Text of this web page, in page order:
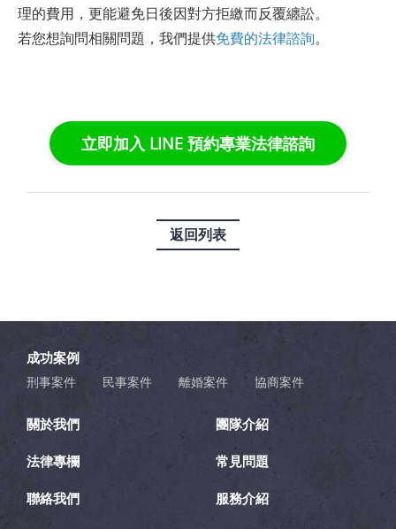
理的費用，更能避免日後因對方拒繳而反覆纏訟。
若您想詢問相關問題，我們提供免費的法律諮詢。
立即加入 LINE 預約專業法律諮詢
返回列表
成功案例
刑事案件 民事案件 離婚案件 協商案件
關於我們 團隊介紹
法律專欄 常見問題
聯絡我們 服務介紹